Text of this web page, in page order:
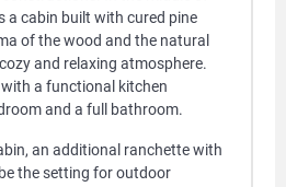
a cabin built with cured pine
of the wood and the natural
and relaxing atmosphere.
a functional kitchen
and a full bathroom.
an additional ranchette with
the setting for outdoor